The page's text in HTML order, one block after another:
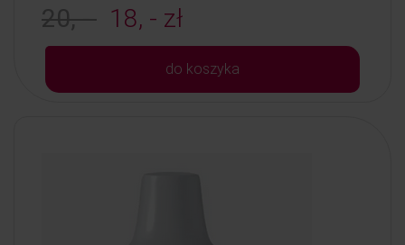
20, - 18, - zł
do koszyka